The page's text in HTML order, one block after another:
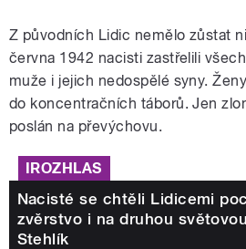
Z původních Lidic nemělo zůstat
června 1942 nacisti zastřelili
muže i jejich nedospělé syny.
do koncentračních táborů. Jen
poslán na převýchovu.
IROZHLAS
Nacisté se chtěli Lidicemi
zvěrstvo i na druhou
Stehlík